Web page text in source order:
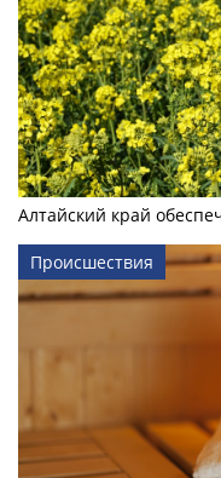
Алтайский край
Происшествия